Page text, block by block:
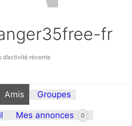
fr
d’activité récente
Amis Groupes
Mes annonces 0